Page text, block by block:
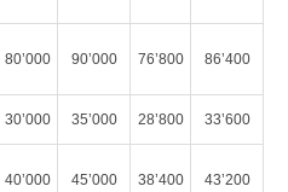
80’000 90’000 76’800 86’400
30’000 35’000 28’800 33’600
40’000 45’000 38’400 43’200